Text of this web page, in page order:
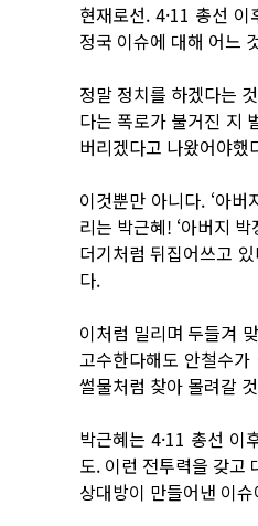
현재로선. 4·11 총선
정국 이슈에 대해 어느
정말 정치를 하겠다는
다는 폭로가 불거진 지
버리겠다고 나왔어야했
이것뿐만 아니다. ‘아
리는 박근혜! ‘아버지
더기처럼 뒤집어쓰고
다.
이처럼 밀리며 두들겨
고수한다해도 안철수
썰물처럼 찾아 몰려갈
박근혜는 4·11 총선 이
도. 이런 전투력을 갖고
상대방이 만들어낸 이